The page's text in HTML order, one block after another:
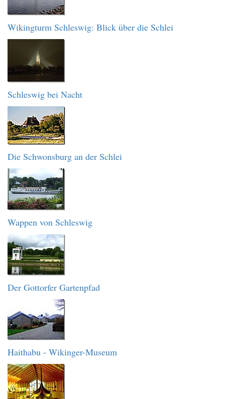
Wikingturm Schleswig: Blick über die Schlei
Schleswig bei Nacht
Die Schwonsburg an der Schlei
Wappen von Schleswig
Der Gottorfer Gartenpfad
Haithabu - Wikinger-Museum